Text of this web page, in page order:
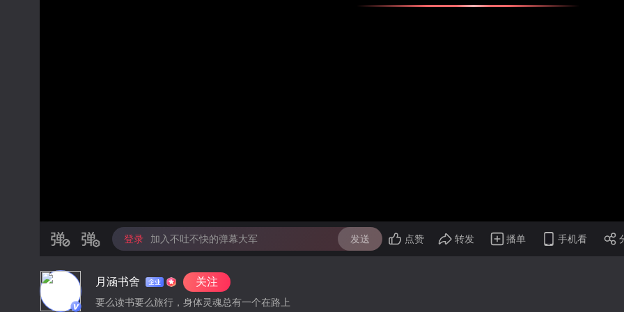
登录 加入不吐不快的弹幕大军 发送 点赞 转发 播单 手机看
月涵书舍 关注
要么读书要么旅行，身体灵魂总有一个在路上